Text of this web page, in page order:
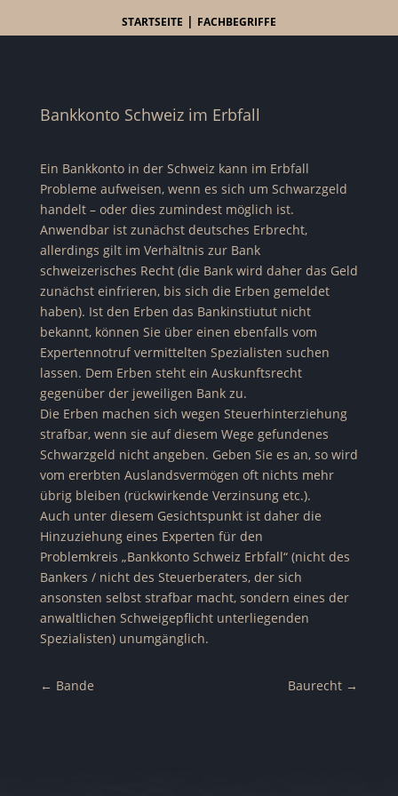
STARTSEITE | FACHBEGRIFFE
Bankkonto Schweiz im Erbfall
Ein Bankkonto in der Schweiz kann im Erbfall
Probleme aufweisen, wenn es sich um Schwarzgeld
handelt – oder dies zumindest möglich ist.
Anwendbar ist zunächst deutsches Erbrecht,
allerdings gilt im Verhältnis zur Bank
schweizerisches Recht (die Bank wird daher das Geld
zunächst einfrieren, bis sich die Erben gemeldet
haben). Ist den Erben das Bankinstiutut nicht
bekannt, können Sie über einen ebenfalls vom
Expertennotruf vermittelten Spezialisten suchen
lassen. Dem Erben steht ein Auskunftsrecht
gegenüber der jeweiligen Bank zu.
Die Erben machen sich wegen Steuerhinterziehung
strafbar, wenn sie auf diesem Wege gefundenes
Schwarzgeld nicht angeben. Geben Sie es an, so wird
vom ererbten Auslandsvermögen oft nichts mehr
übrig bleiben (rückwirkende Verzinsung etc.).
Auch unter diesem Gesichtspunkt ist daher die
Hinzuziehung eines Experten für den
Problemkreis „Bankkonto Schweiz Erbfall“ (nicht des
Bankers / nicht des Steuerberaters, der sich
ansonsten selbst strafbar macht, sondern eines der
anwaltlichen Schweigepflicht unterliegenden
Spezialisten) unumgänglich.
← Bande Baurecht →